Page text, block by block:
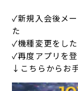
店舗情報・サービス
店舗へのお問い合わせ
Appで入会手続き
入会を悩まれている方
キャンペーン
JOYFIT総合トップ
✓新規入会後メ
た
✓機種変更をした
✓再度アプリを
↓こちらからお